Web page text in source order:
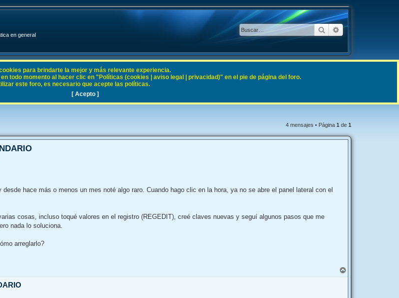
en general
BuscarBúsqueda
4 mensajes • Página 1 de 1
desde hace más o menos un mes noté algo raro. Cuando hago clic en la hora, ya no se abre el panel lateral con el
cosas, incluso toqué valores en el registro (REGEDIT), creé claves nuevas y seguí algunos pasos que me
nada lo soluciona.
arreglarlo?
r
para brindarte la mejor y más relevante experiencia.
todo momento al hacer clic en "Políticas (cookies | aviso legal | privacidad)" en el pie de página del foro.
este foro, es necesario que acepte las políticas.
[ Acepto ]